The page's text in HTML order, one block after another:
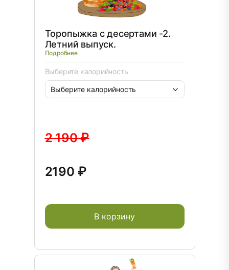
Торопыжка с десертами -2.
Летний выпуск.
Подробнее
Выберите калорийность
2 190 ₽
2190 ₽
В корзину